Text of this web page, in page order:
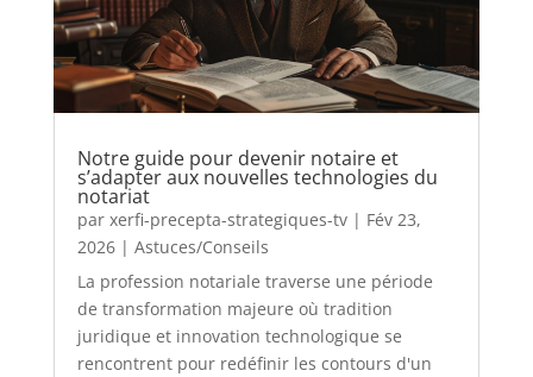
Notre guide pour devenir notaire et
s’adapter aux nouvelles technologies du
notariat
par xerfi-precepta-strategiques-tv| Fév 23,
2026| Astuces/Conseils
La profession notariale traverse une période
de transformation majeure où tradition
juridique et innovation technologique se
rencontrent pour redéfinir les contours d'un